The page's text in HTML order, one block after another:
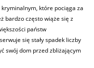
które pociąga za
bardzo często wiąże się z
państw
się stały spadek liczby
swój dom przed zbliżającym